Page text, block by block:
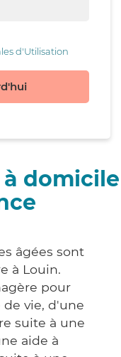
d'Utilisation
à domicile
âgées sont
à Louin.
pour
vie, d'une
suite à une
aide à